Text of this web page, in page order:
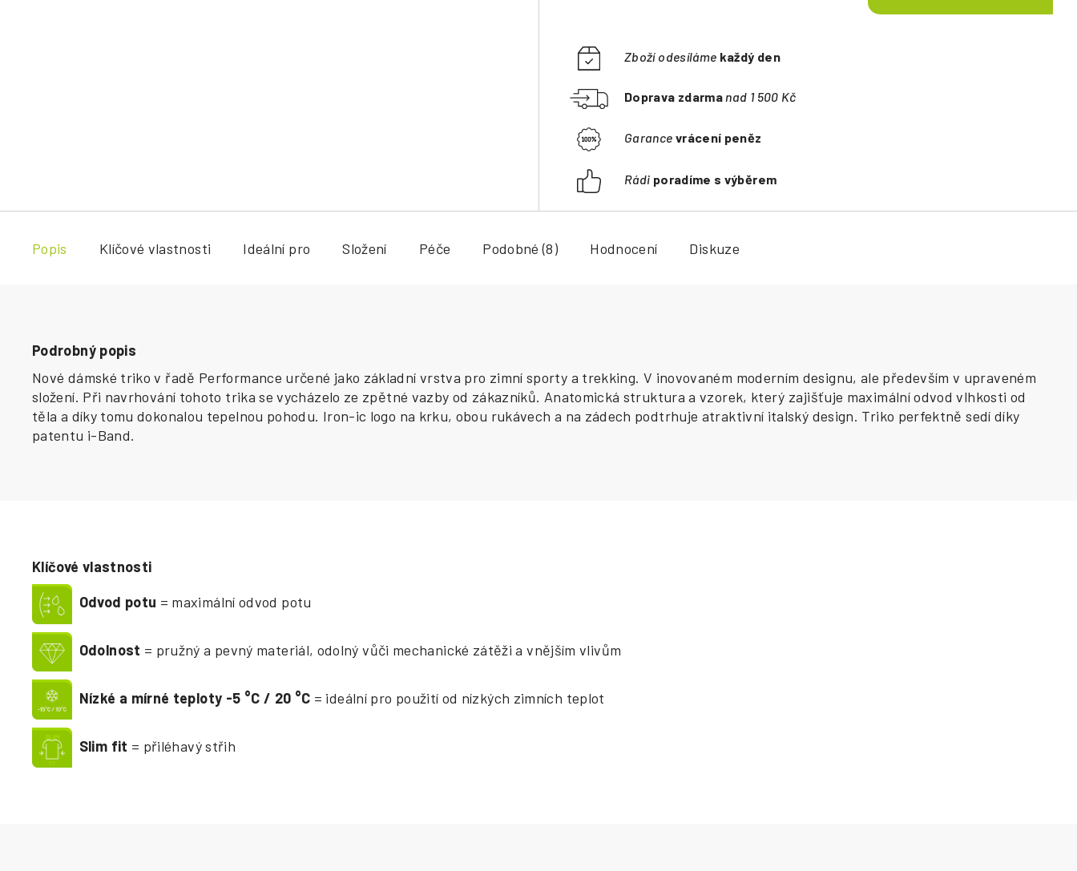
Zboží odesíláme každý den
Doprava zdarma nad 1 500 Kč
Garance vrácení peněz
Rádi poradíme s výběrem
Popis Klíčové vlastnosti Ideální pro Složení Péče Podobné (8) Hodnocení Diskuze
Podrobný popis
Nové dámské triko v řadě Performance určené jako základní vrstva pro zimní sporty a trekking. V inovovaném moderním designu, ale především v upraveném
složení. Při navrhování tohoto trika se vycházelo ze zpětné vazby od zákazníků. Anatomická struktura a vzorek, který zajišťuje maximální odvod vlhkosti od
těla a díky tomu dokonalou tepelnou pohodu. Iron-ic logo na krku, obou rukávech a na zádech podtrhuje atraktivní italský design. Triko perfektně sedí díky
patentu i-Band.
Klíčové vlastnosti
Odvod potu = maximální odvod potu
Odolnost = pružný a pevný materiál, odolný vůči mechanické zátěži a vnějším vlivům
Nízké a mírné teploty -5 °C / 20 °C = ideální pro použití od nízkých zimních teplot
Slim fit = přiléhavý střih